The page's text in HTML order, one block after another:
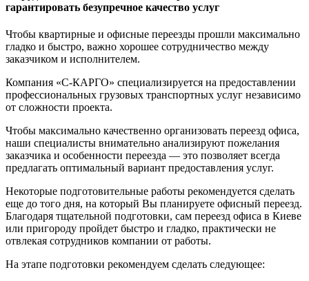
гарантировать безупречное качество услуг
Чтобы квартирные и офисные переезды прошли максимально
гладко и быстро, важно хорошее сотрудничество между
заказчиком и исполнителем.
Компания «С-КАРГО» специализируется на предоставлении
профессиональных грузовых транспортных услуг независимо
от сложности проекта.
Чтобы максимально качественно организовать переезд офиса,
наши специалисты внимательно анализируют пожелания
заказчика и особенности переезда — это позволяет всегда
предлагать оптимальный вариант предоставления услуг.
Некоторые подготовительные работы рекомендуется сделать
еще до того дня, на который Вы планируете офисный переезд.
Благодаря тщательной подготовки, сам переезд офиса в Киеве
или пригороду пройдет быстро и гладко, практически не
отвлекая сотрудников компании от работы.
На этапе подготовки рекомендуем сделать следующее: